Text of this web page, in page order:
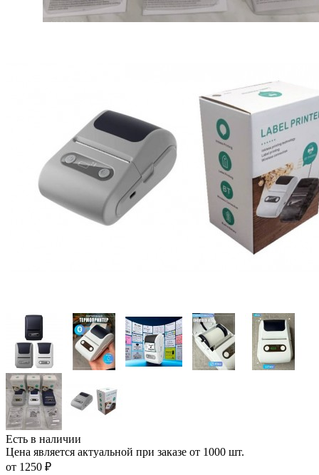
Есть в наличии
Цена является актуальной при заказе от 1000 шт.
от 1250 ₽